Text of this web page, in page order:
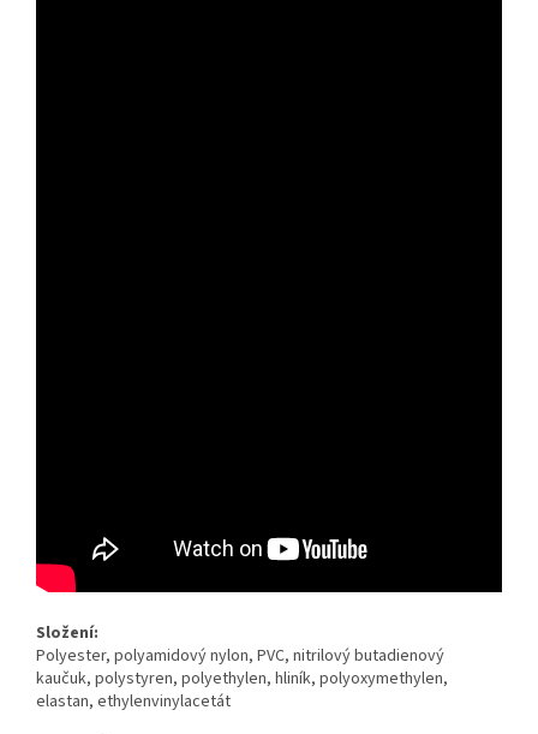
Složení:
Polyester, polyamidový nylon, PVC, nitrilový butadienový
kaučuk, polystyren, polyethylen, hliník, polyoxymethylen,
elastan, ethylenvinylacetát